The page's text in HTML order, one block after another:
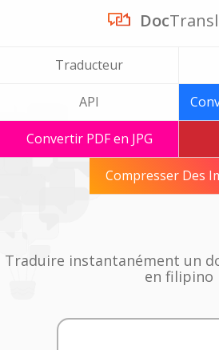
Doc
Traducteur
API
Convertir PDF en JPG
Compresser Des
Traduire instantanément un
en filipino